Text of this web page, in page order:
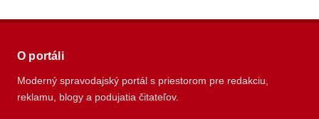
O portáli
Moderný spravodajský portál s priestorom pre redakciu,
reklamu, blogy a podujatia čitateľov.